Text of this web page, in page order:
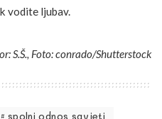
vodite ljubav.
S.Š., Foto: conrado/Shutterstock
spolni odnos savjeti